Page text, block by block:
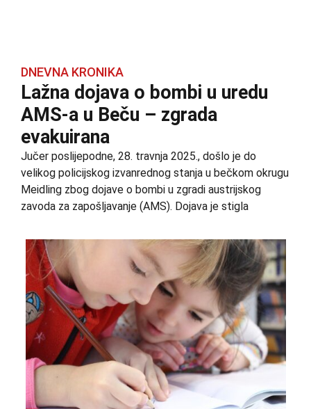
DNEVNA KRONIKA
Lažna dojava o bombi u uredu
AMS-a u Beču – zgrada
evakuirana
Jučer poslijepodne, 28. travnja 2025., došlo je do
velikog policijskog izvanrednog stanja u bečkom okrugu
Meidling zbog dojave o bombi u zgradi austrijskog
zavoda za zapošljavanje (AMS). Dojava je stigla